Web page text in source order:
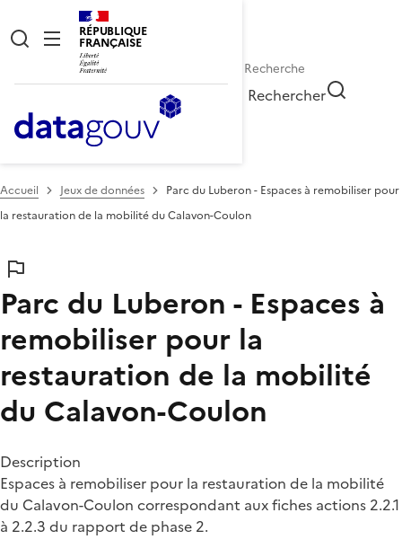
RÉPUBLIQUE
FRANÇAISE
Rechercher
Accueil Jeux de données
Parc du Luberon - Espaces à remobiliser pour
la restauration de la mobilité du Calavon-Coulon
Parc du Luberon - Espaces à
remobiliser pour la
restauration de la mobilité
du Calavon-Coulon
Description
Espaces à remobiliser pour la restauration de la mobilité
du Calavon-Coulon correspondant aux fiches actions 2.2.1
à 2.2.3 du rapport de phase 2.